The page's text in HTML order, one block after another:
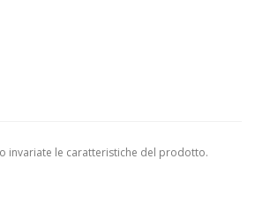
invariate le caratteristiche del prodotto.